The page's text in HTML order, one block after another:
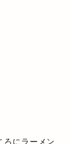
ろにラーメン